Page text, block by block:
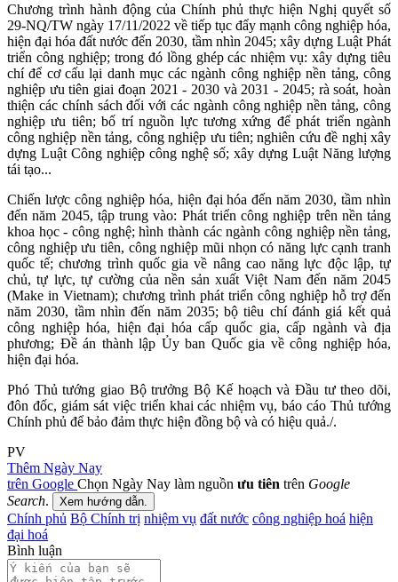
Chương trình hành động của Chính phủ thực hiện Nghị quyết số
29-NQ/TW ngày 17/11/2022 về tiếp tục đẩy mạnh công nghiệp hóa,
hiện đại hóa đất nước đến 2030, tầm nhìn 2045; xây dựng Luật Phát
triển công nghiệp; trong đó lồng ghép các nhiệm vụ: xây dựng tiêu
chí để cơ cấu lại danh mục các ngành công nghiệp nền tảng, công
nghiệp ưu tiên giai đoạn 2021 - 2030 và 2031 - 2045; rà soát, hoàn
thiện các chính sách đối với các ngành công nghiệp nền tảng, công
nghiệp ưu tiên; bố trí nguồn lực tương xứng để phát triển ngành
công nghiệp nền tảng, công nghiệp ưu tiên; nghiên cứu đề nghị xây
dựng Luật Công nghiệp công nghệ số; xây dựng Luật Năng lượng
tái tạo...
Chiến lược công nghiệp hóa, hiện đại hóa đến năm 2030, tầm nhìn
đến năm 2045, tập trung vào: Phát triển công nghiệp trên nền tảng
khoa học - công nghệ; hình thành các ngành công nghiệp nền tảng,
công nghiệp ưu tiên, công nghiệp mũi nhọn có năng lực cạnh tranh
quốc tế; chương trình quốc gia về nâng cao năng lực độc lập, tự
chủ, tự lực, tự cường của nền sản xuất Việt Nam đến năm 2045
(Make in Vietnam); chương trình phát triển công nghiệp hỗ trợ đến
năm 2030, tầm nhìn đến năm 2035; bộ tiêu chí đánh giá kết quả
công nghiệp hóa, hiện đại hóa cấp quốc gia, cấp ngành và địa
phương; Đề án thành lập Ủy ban Quốc gia về công nghiệp hóa,
hiện đại hóa.
Phó Thủ tướng giao Bộ trưởng Bộ Kế hoạch và Đầu tư theo dõi,
đôn đốc, giám sát việc triển khai các nhiệm vụ, báo cáo Thủ tướng
Chính phủ để bảo đảm thực hiện đồng bộ và có hiệu quả./.
PV
Thêm Ngày Nay
trên Google Chọn Ngày Nay làm nguồn ưu tiên trên Google
Search. Xem hướng dẫn.
Chính phủ Bộ Chính trị nhiệm vụ đất nước công nghiệp hoá hiện
đại hoá
Bình luận